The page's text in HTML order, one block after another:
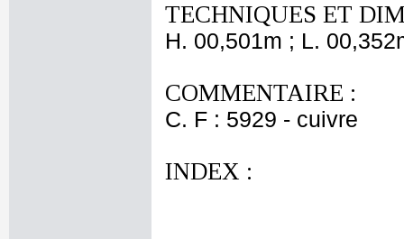
TECHNIQUES ET
H. 00,501m ; L.
COMMENTAIRE :
C. F : 5929 - cuivre
INDEX :